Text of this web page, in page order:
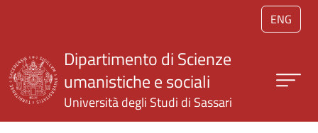
Salta al contenuto principale
ENG
Dipartimento di Scienze
umanistiche e sociali
Università degli Studi di Sassari